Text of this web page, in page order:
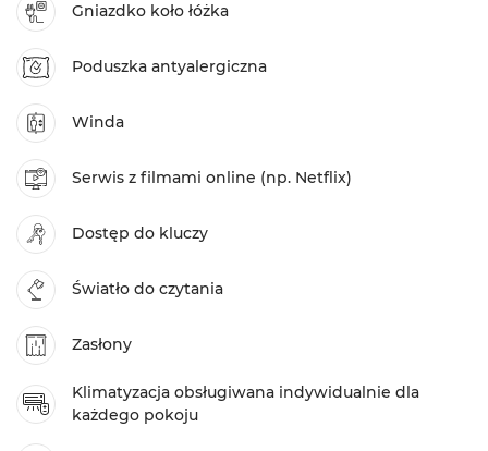
Gniazdko koło łóżka
Poduszka antyalergiczna
Winda
Serwis z filmami online (np. Netflix)
Dostęp do kluczy
Światło do czytania
Zasłony
Klimatyzacja obsługiwana indywidualnie dla
każdego pokoju